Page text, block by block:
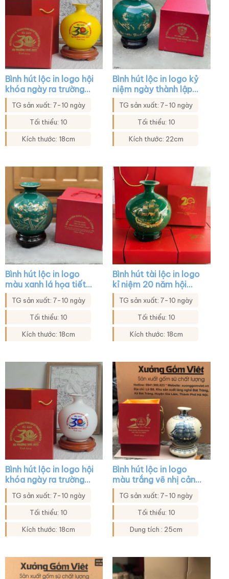
Bình hút lộc in logo hội
khóa ngày ra trường
màu vàng XG-BHL12
TG sản xuất: 7-10 ngày
Tối thiểu: 10
Kích thước: 18cm
Bình hút lộc in logo kỷ
niệm ngày thành lập
màu xanh lá họa tiết
mã đáo thành công
XG-BHL28
TG sản xuất: 7-10 ngày
Tối thiểu: 10
Kích thước: 22cm
Bình hút lộc in logo
màu xanh lá họa tiết
hoa sen in decal vàng
XG-BHL27
TG sản xuất: 7-10 ngày
Tối thiểu: 10
Kích thước: 18cm
Bình hút tài lộc in logo
kỉ niệm 20 năm hội
khóa màu xanh lá họa
tiết thuận buồm xuôi
gió XG-BHL40
TG sản xuất: 7-10 ngày
Tối thiểu: 10
Kích thước: 18cm
Bình hút lộc in logo hội
khóa ngày ra trường
màu trắng XG-BHL11
TG sản xuất: 7-10 ngày
Tối thiểu: 10
Kích thước: 18cm
Bình hút lộc in logo
màu trắng vẽ nhị cảnh
thuyền buồm bát mã
XG-BHL06
TG sản xuất: 7-10 ngày
Tối thiểu: 10
Dung tích : 25cm